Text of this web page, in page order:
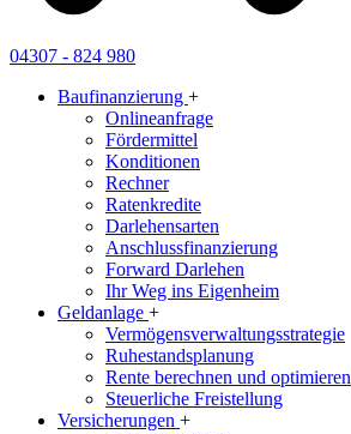
04307 - 824 980
Baufinanzierung +
Onlineanfrage
Fördermittel
Konditionen
Rechner
Ratenkredite
Darlehensarten
Anschlussfinanzierung
Forward Darlehen
Ihr Weg ins Eigenheim
Geldanlage +
Vermögensverwaltungsstrategie
Ruhestandsplanung
Rente berechnen und optimieren
Steuerliche Freistellung
Versicherungen +